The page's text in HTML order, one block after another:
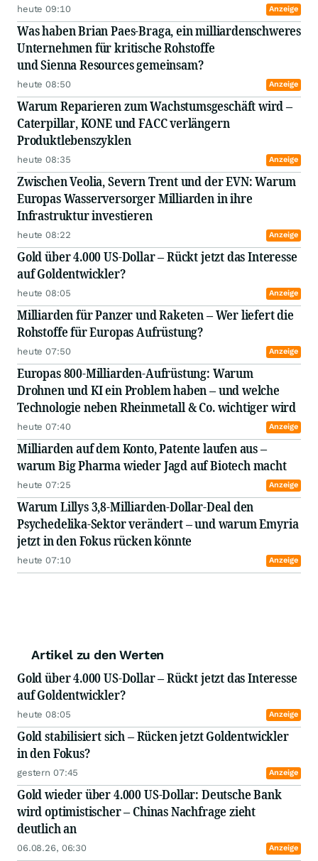
heute 09:10 Anzeige
Was haben Brian Paes-Braga, ein milliardenschweres
Unternehmen für kritische Rohstoffe
und Sienna Resources gemeinsam?
heute 08:50 Anzeige
Warum Reparieren zum Wachstumsgeschäft wird –
Caterpillar, KONE und FACC verlängern
Produktlebenszyklen
heute 08:35 Anzeige
Zwischen Veolia, Severn Trent und der EVN: Warum
Europas Wasserversorger Milliarden in ihre
Infrastruktur investieren
heute 08:22 Anzeige
Gold über 4.000 US-Dollar – Rückt jetzt das Interesse
auf Goldentwickler?
heute 08:05 Anzeige
Milliarden für Panzer und Raketen – Wer liefert die
Rohstoffe für Europas Aufrüstung?
heute 07:50 Anzeige
Europas 800-Milliarden-Aufrüstung: Warum
Drohnen und KI ein Problem haben – und welche
Technologie neben Rheinmetall & Co. wichtiger wird
heute 07:40 Anzeige
Milliarden auf dem Konto, Patente laufen aus –
warum Big Pharma wieder Jagd auf Biotech macht
heute 07:25 Anzeige
Warum Lillys 3,8-Milliarden-Dollar-Deal den
Psychedelika-Sektor verändert – und warum Emyria
jetzt in den Fokus rücken könnte
heute 07:10 Anzeige
Artikel zu den Werten
Gold über 4.000 US-Dollar – Rückt jetzt das Interesse
auf Goldentwickler?
heute 08:05 Anzeige
Gold stabilisiert sich – Rücken jetzt Goldentwickler
in den Fokus?
gestern 07:45 Anzeige
Gold wieder über 4.000 US-Dollar: Deutsche Bank
wird optimistischer – Chinas Nachfrage zieht
deutlich an
06.08.26, 06:30 Anzeige